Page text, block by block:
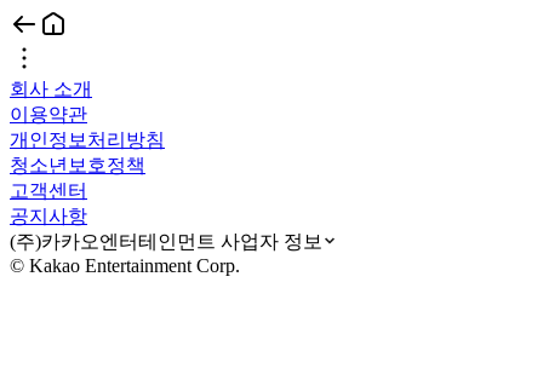
회사 소개
이용약관
개인정보처리방침
청소년보호정책
고객센터
공지사항
(주)카카오엔터테인먼트 사업자 정보
© Kakao Entertainment Corp.